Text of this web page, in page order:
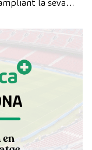
la seva